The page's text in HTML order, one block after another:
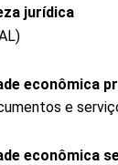
jurídica
econômica
e
econômica